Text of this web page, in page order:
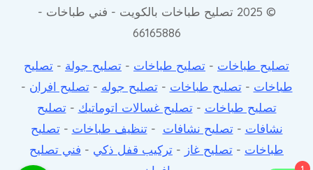
© 2025 تصليح طباخات بالكويت - فني طباخات -
66165886
تصليح طباخات - تصليح طباخات - تصليح جولة - تصليح
طباخات -تصليح طباخات -تصليح جوله -تصليح افران -
تصليح طباخات -تصليح غسالات اتوماتيك -تصليح
نشافات -تصليح نشافات -تنظيف طباخات -تصليح
طباخات - تصليح غاز - تركيب قفل ذكي - فني تصليح